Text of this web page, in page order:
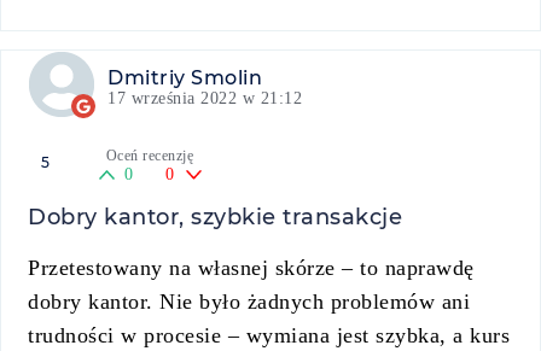
Dmitriy Smolin
17 września 2022 w 21:12
5 Oceń recenzję
0 0
Dobry kantor, szybkie transakcje
Przetestowany na własnej skórze – to naprawdę
dobry kantor. Nie było żadnych problemów ani
trudności w procesie – wymiana jest szybka, a kurs